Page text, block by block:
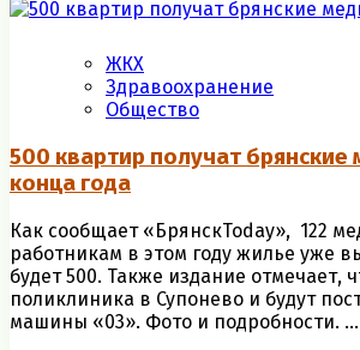
ЖКХ
Здравоохранение
Общество
500 квартир получат брянские
конца года
Как сообщает «БрянскToday», 122
работникам в этом году жилье уже
будет 500. Также издание отмечает,
поликлиника в Супонево и будут
машины «03». Фото и подробности. ...